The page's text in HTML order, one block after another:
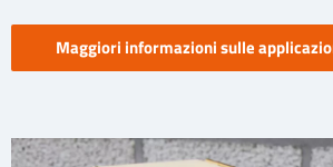
Maggiori informazioni sulle